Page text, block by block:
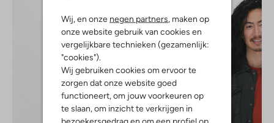
Wij, en onze negen partners, maken op
onze website gebruik van cookies en
vergelijkbare technieken (gezamenlijk:
"cookies").
Wij gebruiken cookies om ervoor te
zorgen dat onze website goed
functioneert, om jouw voorkeuren op
te slaan, om inzicht te verkrijgen in
bezoekersgedrag en om een profiel op